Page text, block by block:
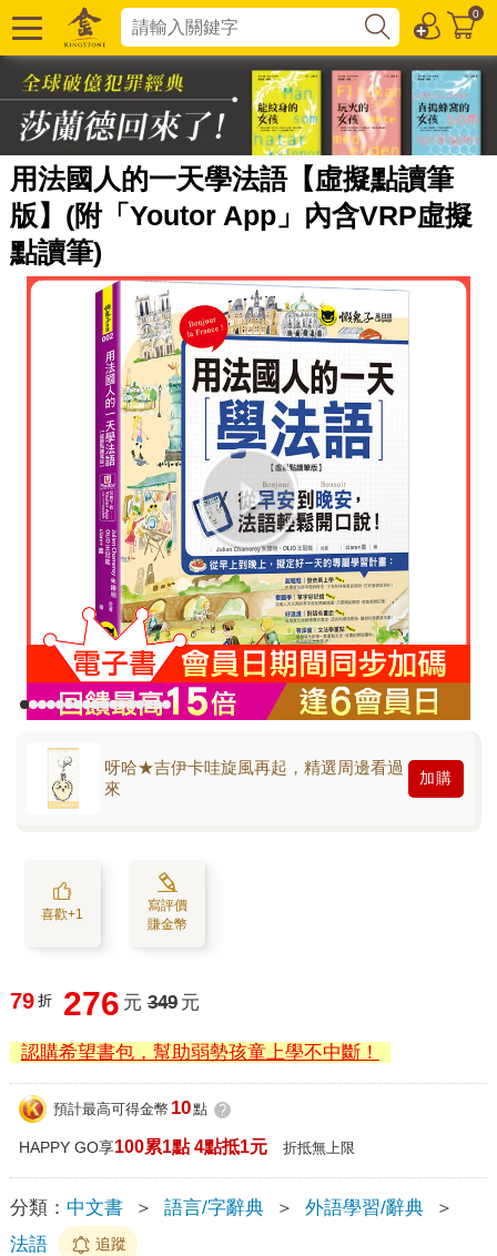
0
用法國人的一天學法語【虛擬點讀筆
版】(附「Youtor App」內含VRP虛擬
點讀筆)
呀哈★吉伊卡哇旋風再起，精選周邊看過
來
加購
喜歡+1
寫評價
賺金幣
79 折 276 元 349 元
認購希望書包，幫助弱勢孩童上學不中斷！
預計最高可得金幣 10點 ?
HAPPY GO享100累1點 4點抵1元 折抵無上限
分類： 中文書 ＞ 語言/字辭典 ＞ 外語學習/辭典
＞
法語
追蹤